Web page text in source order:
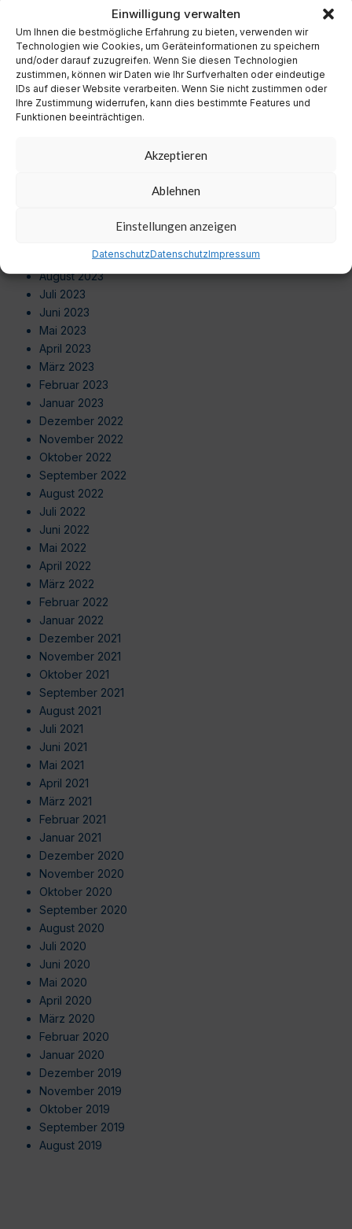
Einwilligung verwalten
Um Ihnen die bestmögliche Erfahrung zu bieten, verwenden wir
Technologien wie Cookies, um Geräteinformationen zu speichern
und/oder darauf zuzugreifen. Wenn Sie diesen Technologien
zustimmen, können wir Daten wie Ihr Surfverhalten oder eindeutige
IDs auf dieser Website verarbeiten. Wenn Sie nicht zustimmen oder
Ihre Zustimmung widerrufen, kann dies bestimmte Features und
Funktionen beeinträchtigen.
Akzeptieren
Ablehnen
Einstellungen anzeigen
DatenschutzDatenschutzImpressum
September 2024
August 2024
Juli 2024
Juni 2024
Mai 2024
November 2023
September 2023
August 2023
Juli 2023
Juni 2023
Mai 2023
April 2023
März 2023
Februar 2023
Januar 2023
Dezember 2022
November 2022
Oktober 2022
September 2022
August 2022
Juli 2022
Juni 2022
Mai 2022
April 2022
März 2022
Februar 2022
Januar 2022
Dezember 2021
November 2021
Oktober 2021
September 2021
August 2021
Juli 2021
Juni 2021
Mai 2021
April 2021
März 2021
Februar 2021
Januar 2021
Dezember 2020
November 2020
Oktober 2020
September 2020
August 2020
Juli 2020
Juni 2020
Mai 2020
April 2020
März 2020
Februar 2020
Januar 2020
Dezember 2019
November 2019
Oktober 2019
September 2019
August 2019